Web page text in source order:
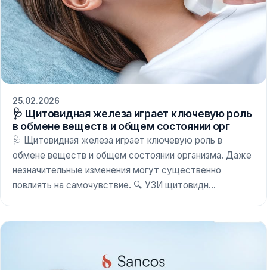
25.02.2026
🩺 Щитовидная железа играет ключевую роль
в обмене веществ и общем состоянии орг
🩺 Щитовидная железа играет ключевую роль в
обмене веществ и общем состоянии организма. Даже
незначительные изменения могут существенно
повлиять на самочувствие. 🔍 УЗИ щитовидн...